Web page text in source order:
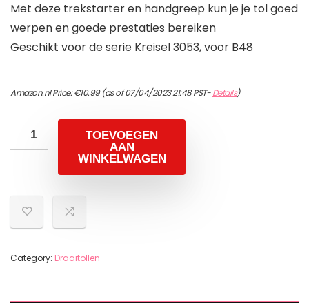
Met deze trekstarter en handgreep kun je je tol goed
werpen en goede prestaties bereiken
Geschikt voor de serie Kreisel 3053, voor B48
Amazon.nl Price:€10.99(as of 07/04/2023 21:48 PST-Details)
TOEVOEGEN
AAN
WINKELWAGEN
Category: Draaitollen